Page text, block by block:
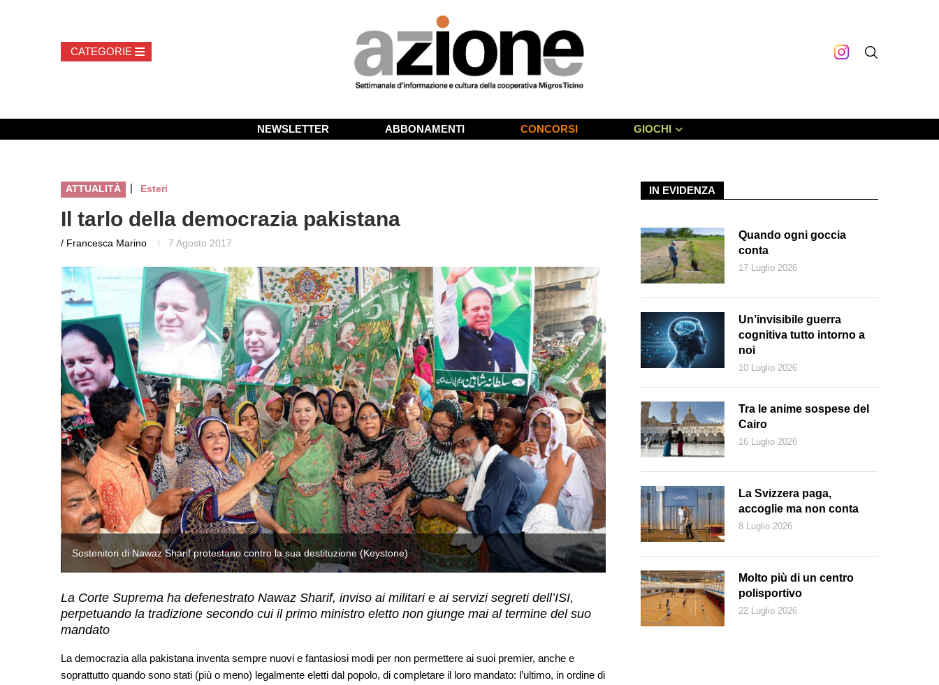
NEWSLETTER ABBONAMENTI CONCORSI GIOCHI
ATTUALITÀ | Esteri
Il tarlo della democrazia pakistana
/ Francesca Marino 7 Agosto 2017
Sostenitori di Nawaz Sharif protestano contro la sua destituzione (Keystone) Sostenitori di Nawaz Sharif protestano contro la sua destituzione
La Corte Suprema ha defenestrato Nawaz Sharif, inviso ai militari e ai servizi segreti dell’ISI,
perpetuando la tradizione secondo cui il primo ministro eletto non giunge mai al termine del suo
mandato
La democrazia alla pakistana inventa sempre nuovi e fantasiosi modi per non permettere ai suoi premier, anche e
soprattutto quando sono stati (più o meno) legalmente eletti dal popolo, di completare il loro mandato: l’ultimo, in ordine di
IN EVIDENZA
Quando ogni goccia
conta
17 Luglio 2026
Un’invisibile guerra
cognitiva tutto intorno a
noi
10 Luglio 2026
Tra le anime sospese del
Cairo
16 Luglio 2026
La Svizzera paga,
accoglie ma non conta
8 Luglio 2026
Molto più di un centro
polisportivo
22 Luglio 2026